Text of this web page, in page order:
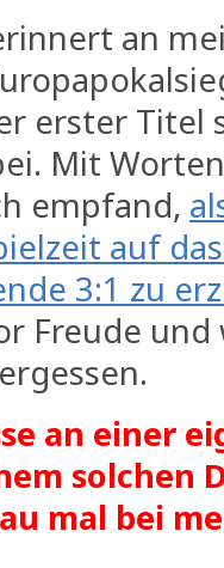
an
erster Titel
Mit
empfand,
auf
3:1 zu
Freude
an einer
solchen
mal bei